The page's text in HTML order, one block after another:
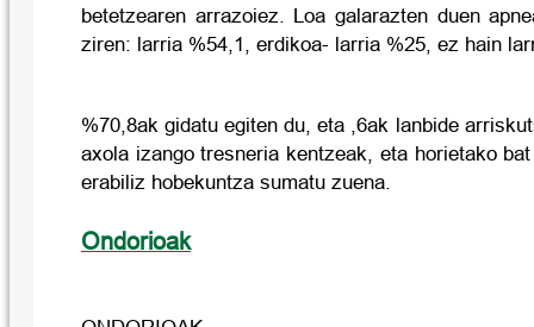
betetzearen arrazoiez. Loa galarazten duen
ziren: larria %54,1, erdikoa- larria %25, ez hain
%70,8ak gidatu egiten du, eta ,6ak lanbide
axola izango tresneria kentzeak, eta horietako
erabiliz hobekuntza sumatu zuena.
Ondorioak